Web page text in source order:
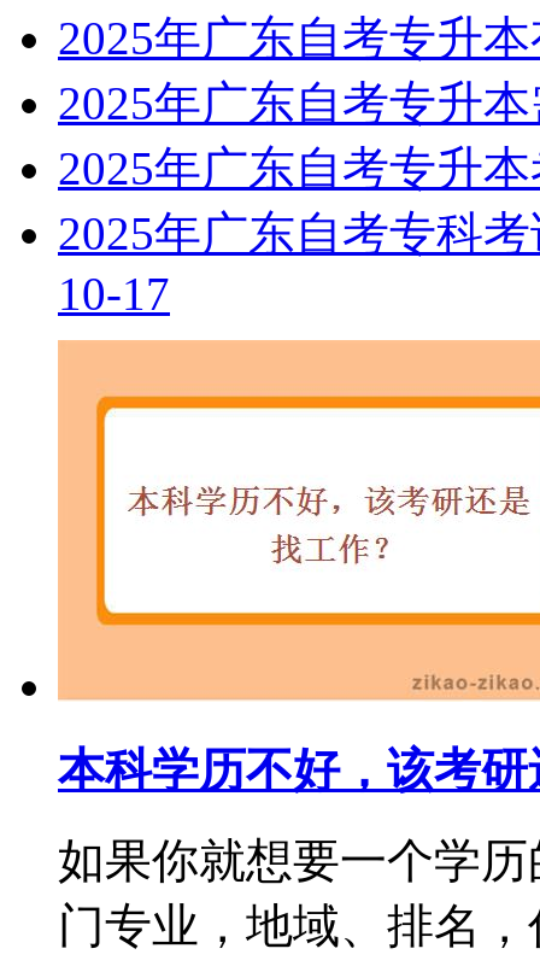
2025年广东自考专升
2025年广东自考专升
2025年广东自考专升
2025年广东自考专科
10-17
本科学历不好，该考
如果你就想要一个学
门专业，地域、排名，